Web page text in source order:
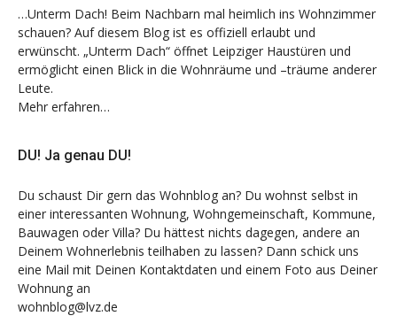
…Unterm Dach! Beim Nachbarn mal heimlich ins Wohnzimmer
schauen? Auf diesem Blog ist es offiziell erlaubt und
erwünscht. „Unterm Dach“ öffnet Leipziger Haustüren und
ermöglicht einen Blick in die Wohnräume und –träume anderer
Leute.
Mehr erfahren…
DU! Ja genau DU!
Du schaust Dir gern das Wohnblog an? Du wohnst selbst in
einer interessanten Wohnung, Wohngemeinschaft, Kommune,
Bauwagen oder Villa? Du hättest nichts dagegen, andere an
Deinem Wohnerlebnis teilhaben zu lassen? Dann schick uns
eine Mail mit Deinen Kontaktdaten und einem Foto aus Deiner
Wohnung an
wohnblog@lvz.de